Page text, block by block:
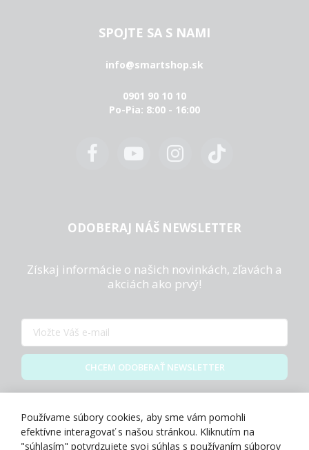
SPOJTE SA S NAMI
info@smartshop.sk
0901 90 10 10
Po-Pia: 8:00 - 16:00
ODOBERAJ NÁŠ NEWSLETTER
Získaj informácie o našich novinkách, zľavách a
akciách ako prvý!
CHCEM ODOBERAŤ NEWSLETTER
Používame súbory cookies, aby sme vám pomohli
efektívne interagovať s našou stránkou. Kliknutím na
"súhlasím" potvrdzujete svoj súhlas s používaním súborov